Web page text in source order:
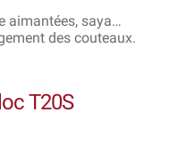
aimantées, saya…
des couteaux.
T20S